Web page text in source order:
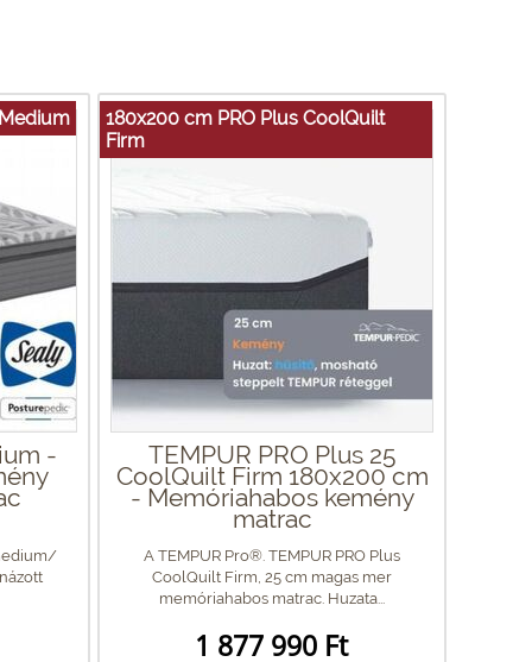
-
180x200 cm PRO Plus CoolQuilt
Firm
TEMPUR PRO Plus 25
CoolQuilt Firm 180x200 cm
- Memóriahabos kemény
matrac
A TEMPUR Pro®. TEMPUR PRO Plus
CoolQuilt Firm, 25 cm magas mer
memóriahabos matrac. Huzata...
1 877 990 Ft